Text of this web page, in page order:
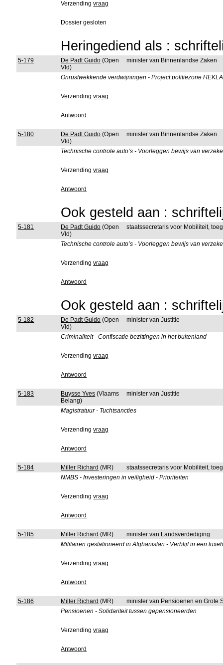
Verzendingvraag
Dossier gesloten
Heringediend als :
5-179 De Padt Guido (Open
Vld)
minister van Binnenlandse Zaken
Onrustwekkende verdwijningen - Project politiezone HEKLA
Verzendingvraag
Antwoord
5-180 De Padt Guido (Open
Vld)
minister van Binnenlandse Zaken
Technische controle auto’s - Voorleggen bewijs van
Verzendingvraag
Antwoord
Ook gesteld aan :
5-181 De Padt Guido (Open
Vld)
staatssecretaris voor Mobiliteit,
Technische controle auto’s - Voorleggen bewijs van
Verzendingvraag
Antwoord
Ook gesteld aan :
5-182 De Padt Guido (Open
Vld)
minister van Justitie
Criminaliteit - Confiscatie bezittingen in het buitenland
Verzendingvraag
Antwoord
5-183 Buysse Yves (Vlaams
Belang)
minister van Justitie
Magistratuur - Tuchtsancties
Verzendingvraag
Antwoord
5-184 Miller Richard (MR)
staatssecretaris voor Mobiliteit,
NMBS - Investeringen in veiligheid - Prioriteiten
Verzendingvraag
Antwoord
5-185 Miller Richard (MR)
minister van Landsverdediging
Militairen gestationeerd in Afghanistan - Verblijf in een
Verzendingvraag
Antwoord
5-186 Miller Richard (MR)
minister van Pensioenen en Grote
Pensioenen - Solidariteit tussen gepensioneerden
Verzendingvraag
Antwoord